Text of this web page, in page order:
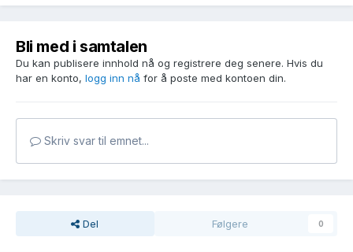
Bli med i samtalen
Du kan publisere innhold nå og registrere deg senere. Hvis du
har en konto, logg inn nå for å poste med kontoen din.
Skriv svar til emnet...
Del Følgere 0